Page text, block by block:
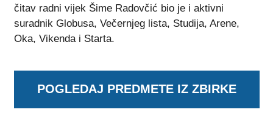
čitav radni vijek Šime Radovčić bio je i aktivni
suradnik Globusa, Večernjeg lista, Studija, Arene,
Oka, Vikenda i Starta.
POGLEDAJ PREDMETE IZ ZBIRKE